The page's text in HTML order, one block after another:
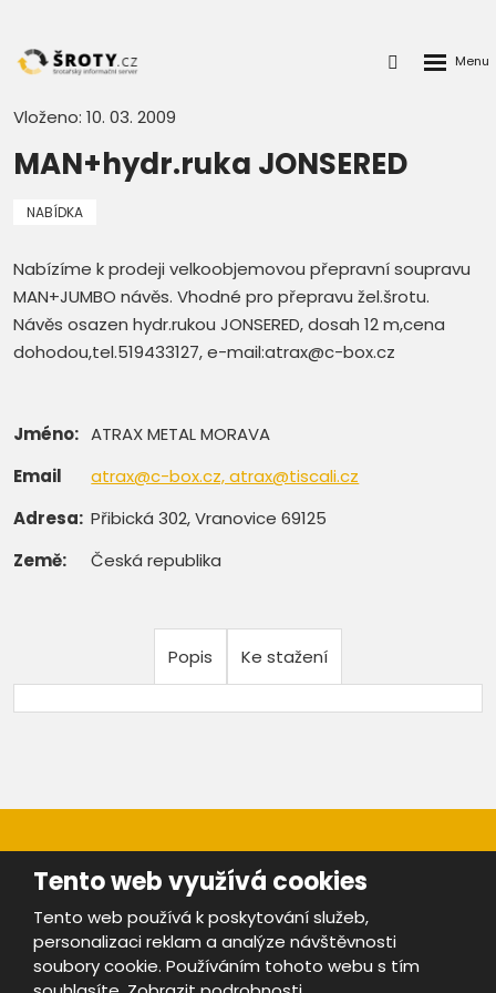
Přihlášení
Vloženo: 10. 03. 2009
MAN+hydr.ruka JONSERED
NABÍDKA
Nabízíme k prodeji velkoobjemovou přepravní soupravu
MAN+JUMBO návěs. Vhodné pro přepravu žel.šrotu.
Návěs osazen hydr.rukou JONSERED, dosah 12 m,cena
dohodou,tel.519433127, e-mail:atrax@c-box.cz
Jméno: ATRAX METAL MORAVA
Email
atrax@c-box.cz, atrax@tiscali.cz
Adresa: Přibická 302, Vranovice 69125
Země:
Česká republika
Popis Ke stažení
Mapa stránek |Bezpečnost a ochrana osobních údajů
Podmínky použití
Tento web využívá cookies
Tento web používá k poskytování služeb,
personalizaci reklam a analýze návštěvnosti
soubory cookie. Používáním tohoto webu s tím